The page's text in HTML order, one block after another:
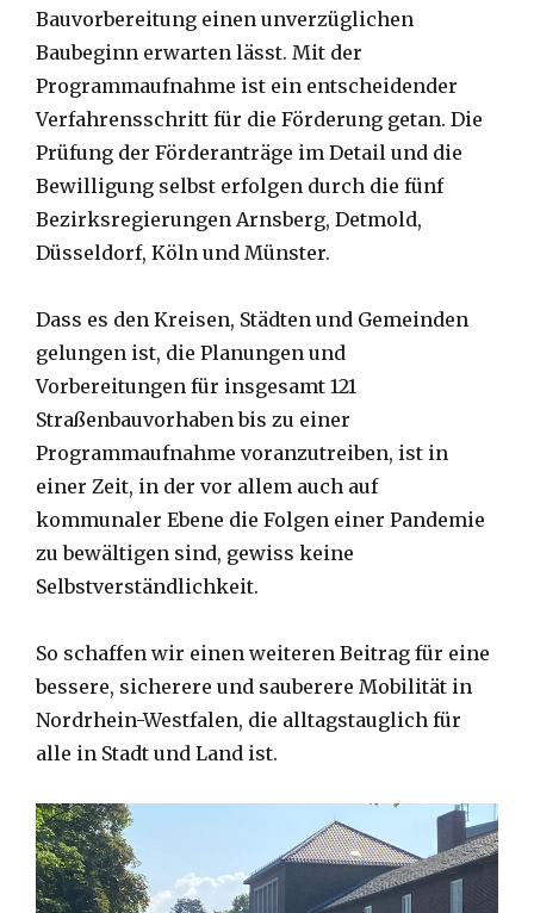
Bauvorbereitung einen unverzüglichen
Baubeginn erwarten lässt. Mit der
Programmaufnahme ist ein entscheidender
Verfahrensschritt für die Förderung getan. Die
Prüfung der Förderanträge im Detail und die
Bewilligung selbst erfolgen durch die fünf
Bezirksregierungen Arnsberg, Detmold,
Düsseldorf, Köln und Münster.
Dass es den Kreisen, Städten und Gemeinden
gelungen ist, die Planungen und
Vorbereitungen für insgesamt 121
Straßenbauvorhaben bis zu einer
Programmaufnahme voranzutreiben, ist in
einer Zeit, in der vor allem auch auf
kommunaler Ebene die Folgen einer Pandemie
zu bewältigen sind, gewiss keine
Selbstverständlichkeit.
So schaffen wir einen weiteren Beitrag für eine
bessere, sicherere und sauberere Mobilität in
Nordrhein-Westfalen, die alltagstauglich für
alle in Stadt und Land ist.